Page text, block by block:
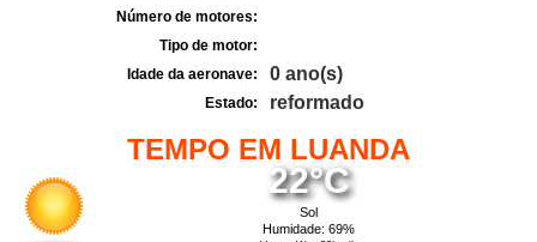
Número de motores:
Tipo de motor:
Idade da aeronave:
0 ano(s)
Estado: reformado
TEMPO EM LUANDA
22°C
Sol
Humidade: 69%